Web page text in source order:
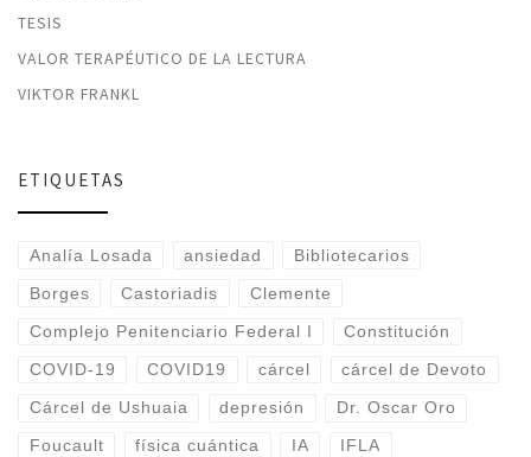
TESIS
VALOR TERAPÉUTICO DE LA LECTURA
VIKTOR FRANKL
ETIQUETAS
Analía Losada ansiedad Bibliotecarios
Borges Castoriadis Clemente
Complejo Penitenciario Federal I Constitución
COVID-19 COVID19 cárcel cárcel de Devoto
Cárcel de Ushuaia depresión Dr. Oscar Oro
Foucault física cuántica IA IFLA